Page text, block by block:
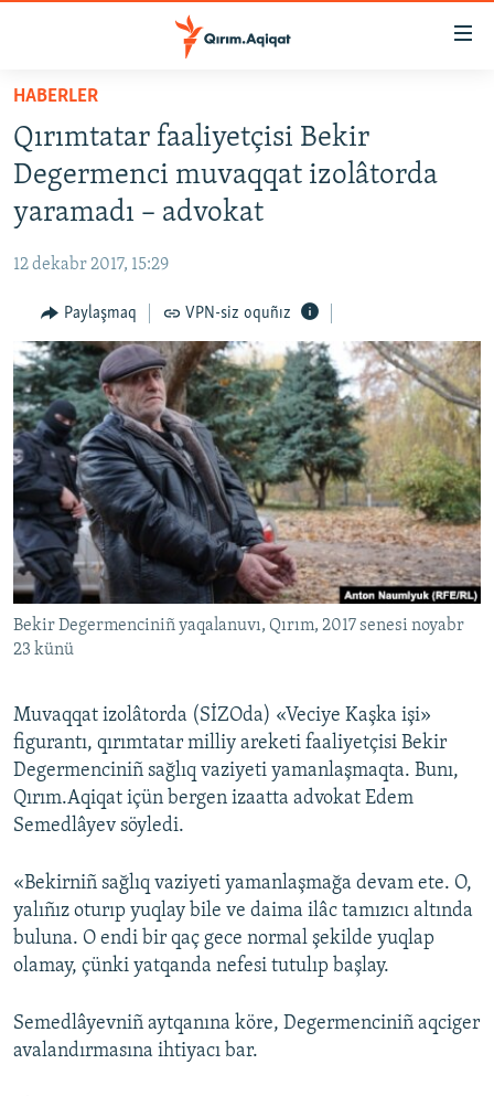
Esas
qaytmaq
Baş
navigatsiyağa
qaytmaq
Qıdıruvğa
SİYASET
İQTİSADİYAT
MEDENİYET
İNSAN AQLARI
VİDEO
SÜRET
BLOGLAR
FİKİR
Русский
Українською
QOŞULIÑIZ!
RFE/RS bütün saytları
HABERLER
Qırımtatar faaliyetçisi Bekir
Degermenci muvaqqat izolâtorda
yaramadı – advokat
12 dekabr 2017, 15:29
Paylaşmaq VPN-siz oquñız
Bekir Degermenciniñ yaqalanuvı, Qırım, 2017 senesi noyabr
23 künü
Muvaqqat izolâtorda (SİZOda) «Veciye Kaşka işi»
figurantı, qırımtatar milliy areketi faaliyetçisi Bekir
Degermenciniñ sağlıq vaziyeti yamanlaşmaqta. Bunı,
Qırım.Aqiqat içün bergen izaatta advokat Edem
Semedlâyev söyledi.
«Bekirniñ sağlıq vaziyeti yamanlaşmağa devam ete. O,
yalıñız oturıp yuqlay bile ve daima ilâc tamızıcı altında
buluna. O endi bir qaç gece normal şekilde yuqlap
olamay, çünki yatqanda nefesi tutulıp başlay.
Semedlâyevniñ aytqanına köre, Degermenciniñ aqciger
avalandırmasına ihtiyacı bar.